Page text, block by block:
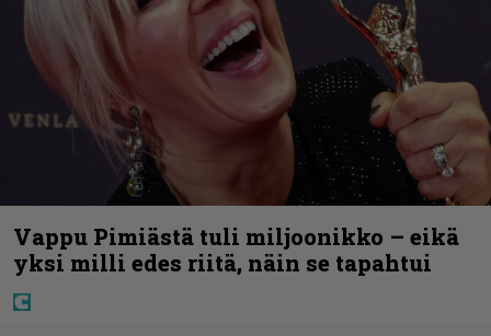
Vappu Pimiästä tuli miljoonikko – eikä
yksi milli edes riitä, näin se tapahtui